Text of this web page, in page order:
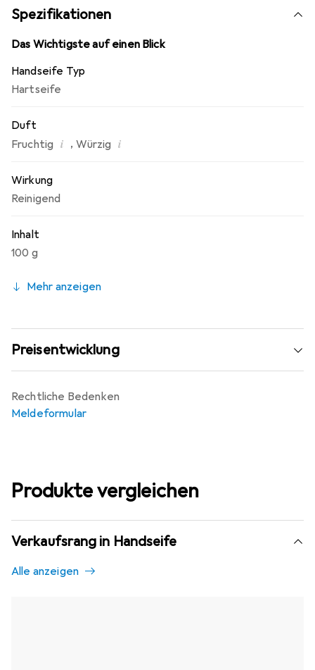
einen hohen Wiedererkennungswert, denn das
Schutzpapier aus Seide ist gefaltet in Form einer Sonne -
ein einzigartiges Erkennungszeichen, das für die
Spezifikationen
Das Wichtigste auf einen Blick
Handseife Typ
Hartseife
Duft
Fruchtig i , Würzig i
Wirkung
Reinigend
Inhalt
100 g
Mehr anzeigen
Preisentwicklung
Rechtliche Bedenken
Meldeformular
Produkte vergleichen
Verkaufsrang in Handseife
Alle anzeigen